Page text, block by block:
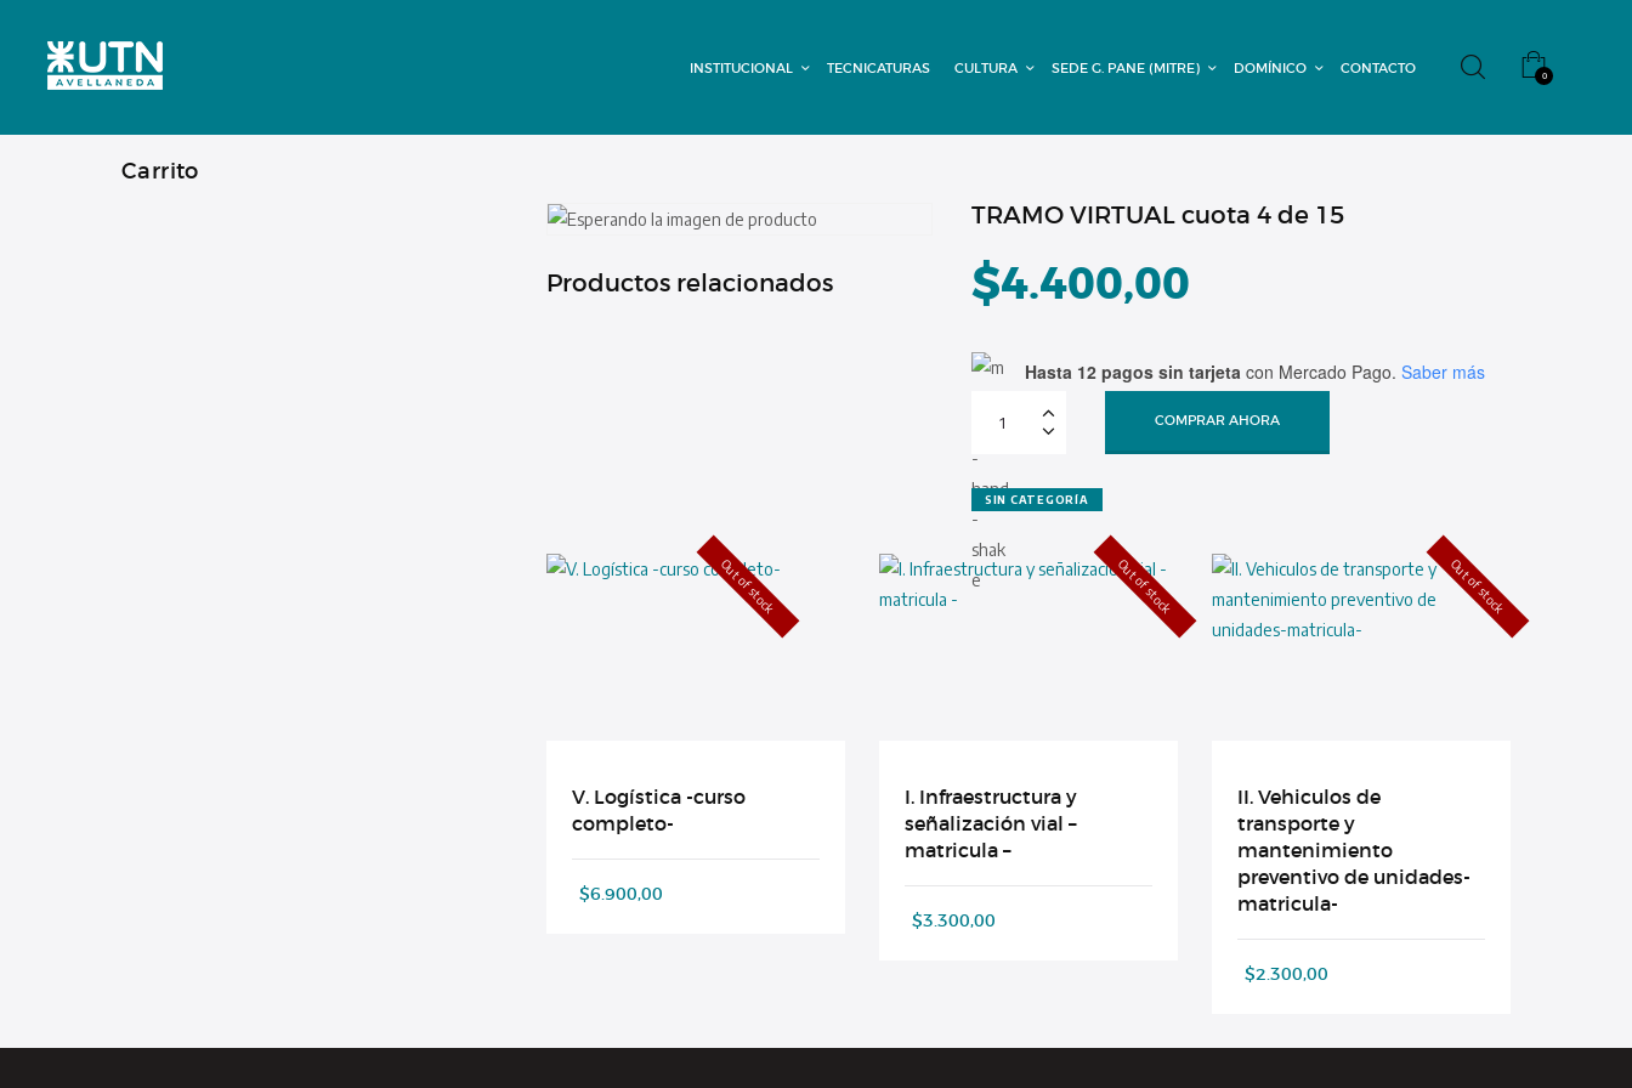
INSTITUCIONAL TECNICATURAS CULTURA SEDE G. PANE (MITRE) DOMÍNICO CONTACTO 0
SEDE G. PANE
(MITRE)
TRAMO VIRTUAL cuota 4 de 15
$4.400,00
Hasta 12 pagos sin tarjeta con Mercado Pago. Saber más
VIRTUAL
cuota
de
15
cantidad
COMPRAR AHORA
SIN CATEGORÍA
Productos relacionados
Out of stock
V. Logística -curso
completo-
$6.900,00
Out of stock
I. Infraestructura y
señalización vial –
matricula –
$3.300,00
Out of stock
II. Vehiculos de
transporte y
mantenimiento
preventivo de unidades-
matricula-
$2.300,00
Carrito